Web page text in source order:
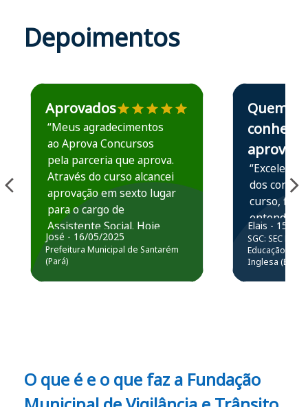
Depoimentos
Estudante José recomenda o Aprova Concursos em
Aprovados
“Meus agradecimentos
ao Aprova Concursos
pela parceria que aprova.
Através do curso alcancei
aprovação em sexto lugar
para o cargo de
Assistente Social. Hoje
estou atuando na
Prefeitura de Santarém.
José - 16/05/2025
Prefeitura Municipal de Santarém
(Pará)
Estudante Elais
Quem
conhece,
aprova
“Excelente
dos
curso,
entender e
prática
resolução
questões.”
Elais - 15/07/
SGC: SEC BA
Educação
Inglesa (Edital
O que é e o que faz a Fundação